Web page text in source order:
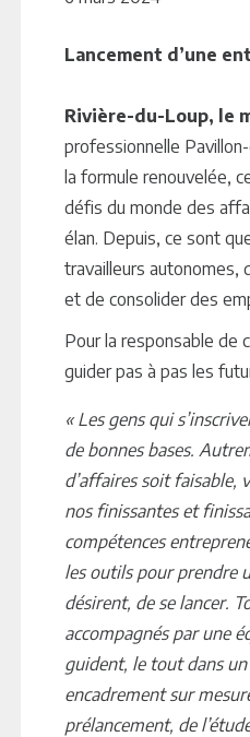
Lancement d’une
Rivière-du-Loup, le
professionnelle
la formule renouvelée,
défis du monde des
élan. Depuis, ce sont
travailleurs autonomes,
et de consolider des
Pour la responsable de
guider pas à pas les
« Les gens qui
de bonnes bases.
d’affaires soit faisable,
nos finissantes et
compétences
les outils pour prendre
désirent, de se lancer.
accompagnés par une
guident, le tout dans
encadrement sur
prélancement, de